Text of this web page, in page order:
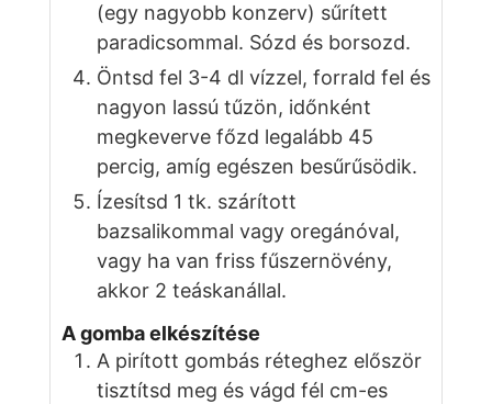
(egy nagyobb konzerv) sűrített
paradicsommal. Sózd és borsozd.
Öntsd fel 3-4 dl vízzel, forrald fel és
nagyon lassú tűzön, időnként
megkeverve főzd legalább 45
percig, amíg egészen besűrűsödik.
Ízesítsd 1 tk. szárított
bazsalikommal vagy oregánóval,
vagy ha van friss fűszernövény,
akkor 2 teáskanállal.
A gomba elkészítése
A pirított gombás réteghez először
tisztítsd meg és vágd fél cm-es